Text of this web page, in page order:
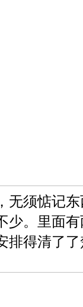
无须惦记
少。里面
排得清了